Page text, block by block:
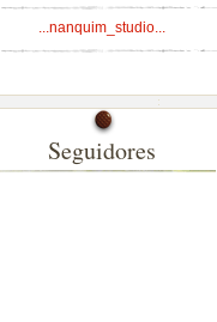
...nanquim_studio...
Seguidores